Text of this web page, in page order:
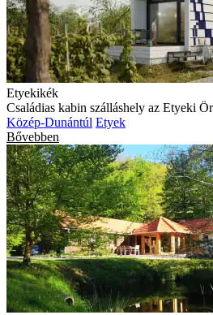
Etyekikék
Családias kabin szálláshely az Etyeki
Közép-Dunántúl Etyek
Bővebben